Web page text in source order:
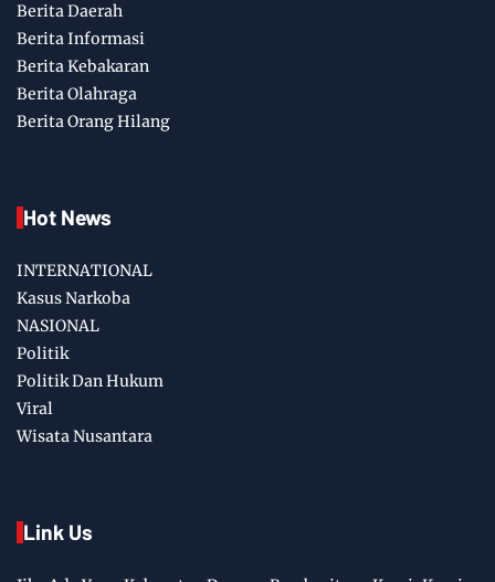
Berita Daerah
Berita Informasi
Berita Kebakaran
Berita Olahraga
Berita Orang Hilang
Hot News
INTERNATIONAL
Kasus Narkoba
NASIONAL
Politik
Politik Dan Hukum
Viral
Wisata Nusantara
Link Us